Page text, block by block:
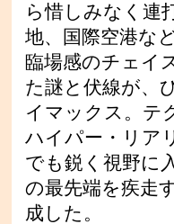
ら惜しみなく連
地、国際空港な
臨場感のチェイ
た謎と伏線が、
イマックス。テ
ハイパー・リア
でも鋭く視野に
の最先端を疾走
成した。